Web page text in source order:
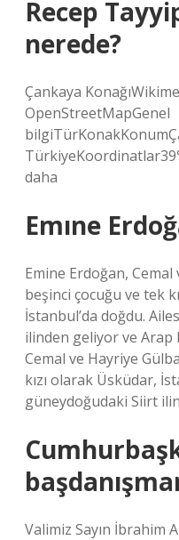
Recep
nerede?
Çankaya
OpenStreetMapGenel
daha
Emıne
Emine Erdoğan, Cemal
beşinci çocuğu ve tek
İstanbul’da doğdu.
ilinden geliyor ve Arap
Cemal ve Hayriye
kızı olarak Üsküdar,
güneydoğudaki Siirt
Valimiz Sayın İbrahim